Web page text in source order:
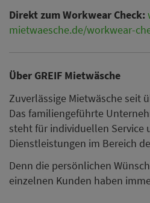
Direkt zum Workwear Check:
mietwaesche.de/workwear-
Über GREIF Mietwäsche
Zuverlässige Mietwäsche seit
Das familiengeführte
steht für individuellen Service
Dienstleistungen im Bereich
Denn die persönlichen
einzelnen Kunden haben